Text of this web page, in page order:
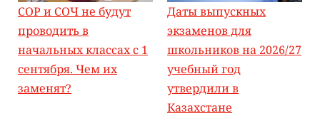
СОР и СОЧ не будут
проводить в
начальных классах с 1
сентября. Чем их
заменят?
Даты выпускных
экзаменов для
школьников на 2026/27
учебный год
утвердили в
Казахстане